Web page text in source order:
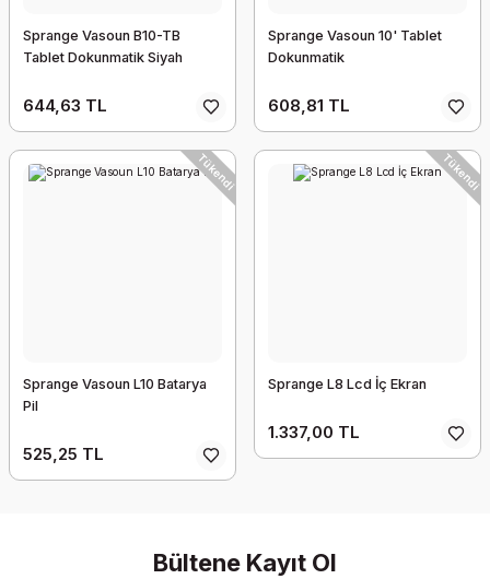
Sprange Vasoun B10-TB
Tablet Dokunmatik Siyah
644,63 TL
Sprange Vasoun 10' Tablet
Dokunmatik
608,81 TL
Tükendi
Sprange Vasoun L10 Batarya
Pil
525,25 TL
Tükendi
Sprange L8 Lcd İç Ekran
1.337,00 TL
Bültene Kayıt Ol